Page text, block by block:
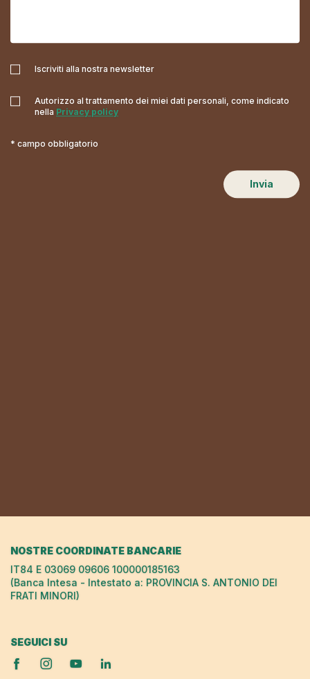
Iscriviti alla nostra newsletter
Autorizzo al trattamento dei miei dati personali, come indicato
nella Privacy policy
* campo obbligatorio
Invia
NOSTRE COORDINATE BANCARIE
IT84 E 03069 09606 100000185163
(Banca Intesa - Intestato a: PROVINCIA S. ANTONIO DEI
FRATI MINORI)
SEGUICI SU